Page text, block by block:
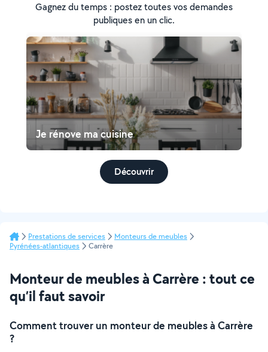
Gagnez du temps : postez toutes vos demandes
publiques en un clic.
Je rénove ma cuisine
Découvrir
Prestations de services
Monteurs de meubles
Pyrénées-atlantiques
Carrère
Monteur de meubles à Carrère : tout ce
qu’il faut savoir
Comment trouver un monteur de meubles à Carrère
?